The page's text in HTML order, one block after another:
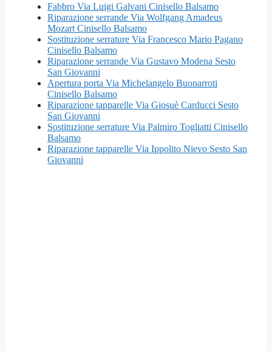
Fabbro Via Luigi Galvani Cinisello Balsamo
Riparazione serrande Via Wolfgang Amadeus
Mozart Cinisello Balsamo
Sostituzione serrature Via Francesco Mario Pagano
Cinisello Balsamo
Riparazione serrande Via Gustavo Modena Sesto
San Giovanni
Apertura porta Via Michelangelo Buonarroti
Cinisello Balsamo
Riparazione tapparelle Via Giosuè Carducci Sesto
San Giovanni
Sostituzione serrature Via Palmiro Togliatti Cinisello
Balsamo
Riparazione tapparelle Via Ippolito Nievo Sesto San
Giovanni